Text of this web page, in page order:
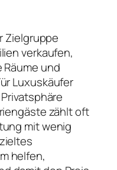
Zielgruppe
verkaufen,
und
Luxuskäufer
zählt oft
mit wenig
helfen,